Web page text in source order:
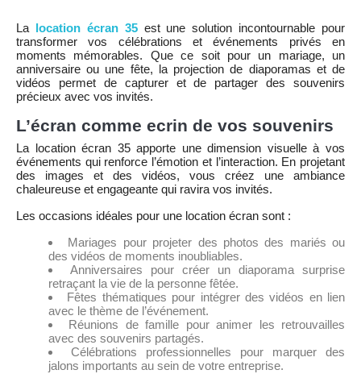
La location écran 35est une solution incontournable pour
transformer vos célébrations et événements privés en
moments mémorables. Que ce soit pour un mariage, un
anniversaire ou une fête, la projection de diaporamas et de
vidéos permet de capturer et de partager des souvenirs
précieux avec vos invités.
L’écran comme ecrin de vos souvenirs
La location écran 35 apporte une dimension visuelle à vos
événements qui renforce l’émotion et l’interaction. En projetant
des images et des vidéos, vous créez une ambiance
chaleureuse et engageante qui ravira vos invités.
Les occasions idéales pour une location écran sont :
Mariages pour projeter des photos des mariés ou
des vidéos de moments inoubliables.
Anniversaires pour créer un diaporama surprise
retraçant la vie de la personne fêtée.
Fêtes thématiques pour intégrer des vidéos en lien
avec le thème de l’événement.
Réunions de famille pour animer les retrouvailles
avec des souvenirs partagés.
Célébrations professionnelles pour marquer des
jalons importants au sein de votre entreprise.